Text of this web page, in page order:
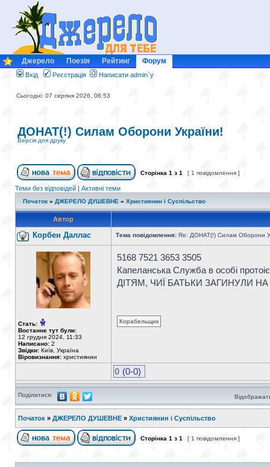
Джерело Поезія Рейтинг Форум
Вхід Реєстрація Написати admin`у
Сьогодні: 07 серпня 2026, 06:53
ДОНАТ(!) Силам Оборони України!
Версія для друку
Сторінка 1 з 1 [ 1 повідомлення ]
Теми без відповідей | Активні теми
Початок » ДЖЕРЕЛО ДУШЕВНЕ » Християнин і Суспільство
Автор
Корбен Даллас Тема повідомлення: Re: ДОНАТ(!) Силам Оборони
Стать:
Востаннє тут були:
12 грудня 2024, 11:33
Написано: 2
Звідки: Київ, Україна
Віровизнання: християнин
5168 7521 3653 3505
Капеланська Служба в особі
ДІТЯМ, ЧИЇ БАТЬКИ ЗАГИНУЛИ НА
Корабельщик
0 (0-0)
Поділитися:
Початок » ДЖЕРЕЛО ДУШЕВНЕ » Християнин і Суспільство
Сторінка 1 з 1 [ 1 повідомлення ]